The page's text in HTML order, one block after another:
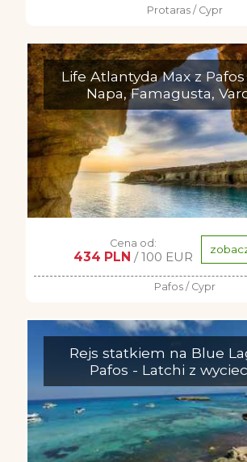
Protaras / Cypr
Life Atlantyda Max z
Napa, Famagusta,
Cena od:
434 PLN / 100 EUR
Pafos / Cypr
Rejs statkiem na Blue
Pafos - Latchi z